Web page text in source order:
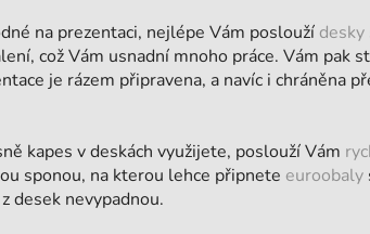
na prezentaci, nejlépe Vám poslouží desky
což Vám usnadní mnoho práce. Vám pak
je rázem připravena, a navíc i chráněna
kapes v deskách využijete, poslouží Vám
sponou, na kterou lehce připnete euroobaly
desek nevypadnou.